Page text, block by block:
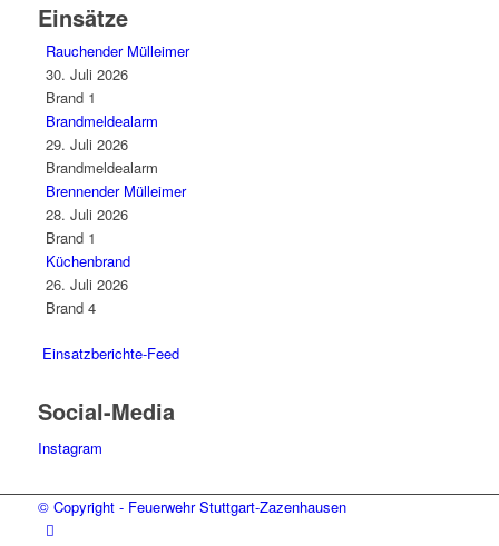
Einsätze
Rauchender Mülleimer
30. Juli 2026
Brand 1
Brandmeldealarm
29. Juli 2026
Brandmeldealarm
Brennender Mülleimer
28. Juli 2026
Brand 1
Küchenbrand
26. Juli 2026
Brand 4
Einsatzberichte-Feed
Social-Media
Instagram
© Copyright - Feuerwehr Stuttgart-Zazenhausen